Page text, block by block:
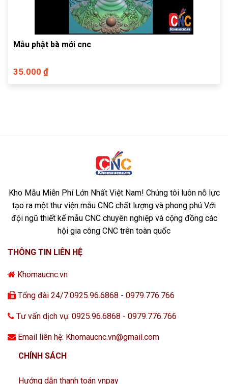
Mẫu phật bà mới cnc
35.000 ₫
Kho Mẫu Miễn Phí Lớn Nhất Việt Nam! Chúng tôi luôn nỗ lực
tạo ra một thư viện mẫu CNC chất lượng và phong phú Với
đội ngũ thiết kế mẫu CNC chuyên nghiệp và cộng đồng các
hội gia công CNC trên toàn quốc
THÔNG TIN LIÊN HỆ
Khomaucnc.vn
Tổng đài 24/7:0925.96.6868 - 0979.776.766
Tư vấn dịch vụ: 0925.96.6868 - 0979.776.766
Email liên hệ: Khomaucnc.vn@gmail.com
CHÍNH SÁCH
Hướng dẫn thanh toán vnpay